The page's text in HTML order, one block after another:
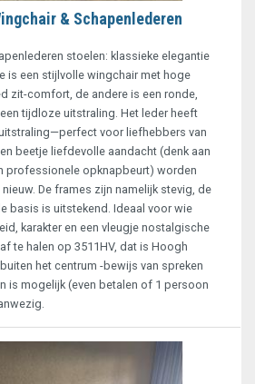
& Schapenlederen
stoelen: klassieke elegantie
is een stijlvolle wingchair met hoge
zit-comfort, de andere is een ronde,
tijdloze uitstraling. Het leder heeft
voor liefhebbers van
beetje liefdevolle aandacht (denk aan
professionele opknapbeurt) worden
De frames zijn namelijk stevig, de
basis is uitstekend. Ideaal voor wie
karakter en een vleugje nostalgische
te halen op 3511HV, dat is Hoogh
het centrum -bewijs van spreken
is mogelijk (even betalen of 1 persoon